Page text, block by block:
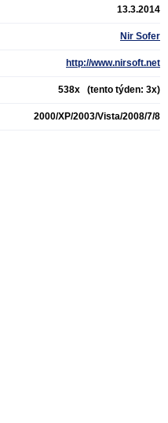
13.3.2014
Nir Sofer
http://www.nirsoft.net
538x (tento týden: 3x)
2000/XP/2003/Vista/2008/7/8